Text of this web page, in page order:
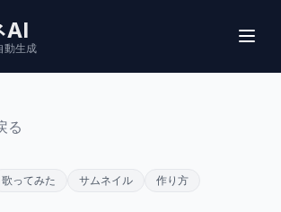
AI
動生成
る
歌ってみた サムネイル 作り方